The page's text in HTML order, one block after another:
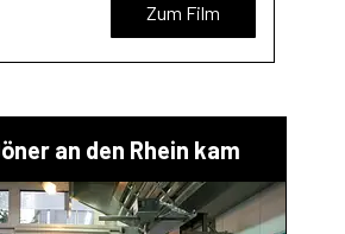
Zum Film
an den Rhein kam